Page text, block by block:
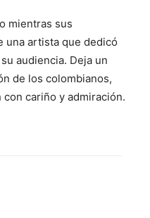
mientras sus
una artista que dedicó
audiencia. Deja un
de los colombianos,
cariño y admiración.